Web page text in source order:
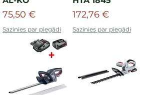
Cena
75,50 €
Sazinies par piegādi
Cena
172,76 €
Sazinies par piegādi